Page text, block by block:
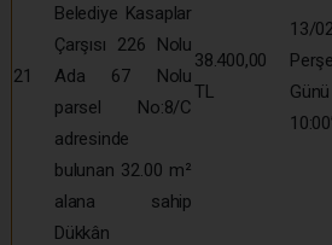
21
Belediye Kasaplar
Çarşısı 226 Nolu
Ada 67 Nolu
parsel No:8/C
adresinde
bulunan 32.00 m²
alana sahip
Dükkân
38.400,00
TL
13/